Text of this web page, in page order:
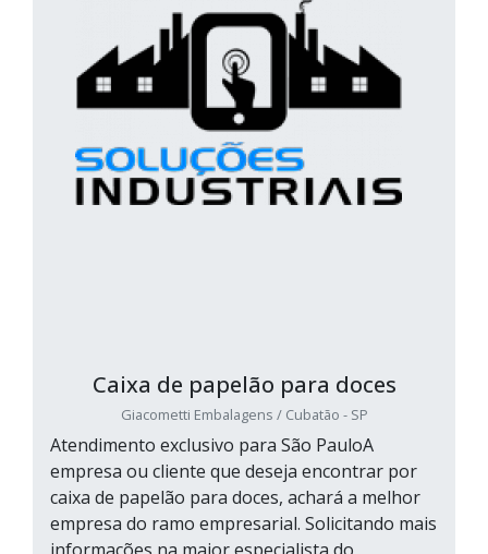
Caixa de papelão para doces
Giacometti Embalagens / Cubatão - SP
Atendimento exclusivo para São PauloA
empresa ou cliente que deseja encontrar por
caixa de papelão para doces, achará a melhor
empresa do ramo empresarial. Solicitando mais